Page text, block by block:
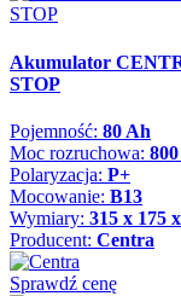
Akumulator
STOP
Pojemność: 80 Ah
Moc rozruchowa:
Polaryzacja: P+
Mocowanie: B13
Wymiary: 315 x 175
Producent: Centra
Sprawdź cenę